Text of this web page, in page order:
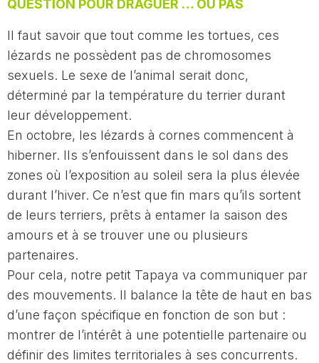
QUESTION POUR DRAGUER … OU PAS
Il faut savoir que tout comme les tortues, ces
lézards ne possèdent pas de chromosomes
sexuels. Le sexe de l’animal serait donc,
déterminé par la température du terrier durant
leur développement.
En octobre, les lézards à cornes commencent à
hiberner. Ils s’enfouissent dans le sol dans des
zones où l’exposition au soleil sera la plus élevée
durant l’hiver. Ce n’est que fin mars qu’ils sortent
de leurs terriers, prêts à entamer la saison des
amours et à se trouver une ou plusieurs
partenaires.
Pour cela, notre petit Tapaya va communiquer par
des mouvements. Il balance la tête de haut en bas
d’une façon spécifique en fonction de son but :
montrer de l’intérêt à une potentielle partenaire ou
définir des limites territoriales à ses concurrents.